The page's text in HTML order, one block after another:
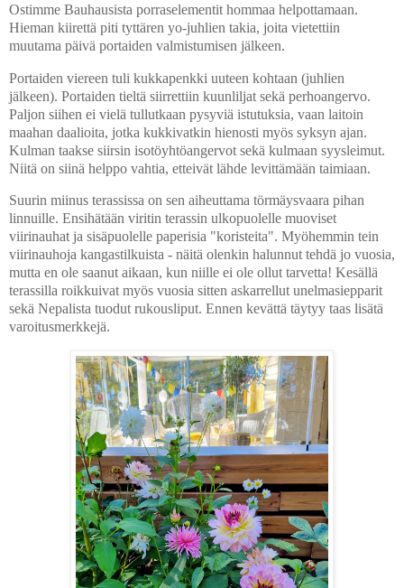
Ostimme Bauhausista porraselementit hommaa helpottamaan.
Hieman kiirettä piti tyttären yo-juhlien takia, joita vietettiin
muutama päivä portaiden valmistumisen jälkeen.
Portaiden viereen tuli kukkapenkki uuteen kohtaan (juhlien
jälkeen). Portaiden tieltä siirrettiin kuunliljat sekä perhoangervo.
Paljon siihen ei vielä tullutkaan pysyviä istutuksia, vaan laitoin
maahan daalioita, jotka kukkivatkin hienosti myös syksyn ajan.
Kulman taakse siirsin isotöyhtöangervot sekä kulmaan syysleimut.
Niitä on siinä helppo vahtia, etteivät lähde levittämään taimiaan.
Suurin miinus terassissa on sen aiheuttama törmäysvaara pihan
linnuille. Ensihätään viritin terassin ulkopuolelle muoviset
viirinauhat ja sisäpuolelle paperisia "koristeita". Myöhemmin tein
viirinauhoja kangastilkuista - näitä olenkin halunnut tehdä jo vuosia,
mutta en ole saanut aikaan, kun niille ei ole ollut tarvetta! Kesällä
terassilla roikkuivat myös vuosia sitten askarrellut unelmasiepparit
sekä Nepalista tuodut rukousliput. Ennen kevättä täytyy taas lisätä
varoitusmerkkejä.